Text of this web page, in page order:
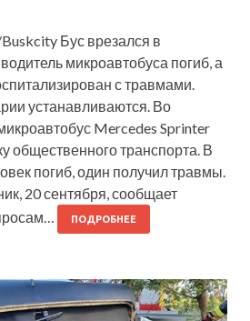
Бус врезался в
микроавтобуса погиб, а
с травмами.
устанавливаются. Во
Mercedes Sprinter
общественного транспорта. В
погиб, один получил травмы.
20 сентября, сообщает
ПОДРОБНЕЕ